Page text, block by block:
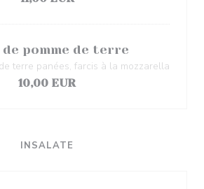
pomme de terre
terre panées, farcis à la mozzarella
10,00 EUR
INSALATE